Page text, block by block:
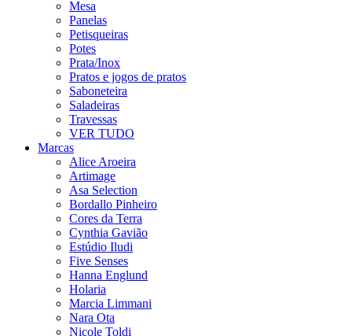
Mesa
Panelas
Petisqueiras
Potes
Prata/Inox
Pratos e jogos de pratos
Saboneteira
Saladeiras
Travessas
VER TUDO
Marcas
Alice Aroeira
Artimage
Asa Selection
Bordallo Pinheiro
Cores da Terra
Cynthia Gavião
Estúdio Iludi
Five Senses
Hanna Englund
Holaria
Marcia Limmani
Nara Ota
Nicole Toldi